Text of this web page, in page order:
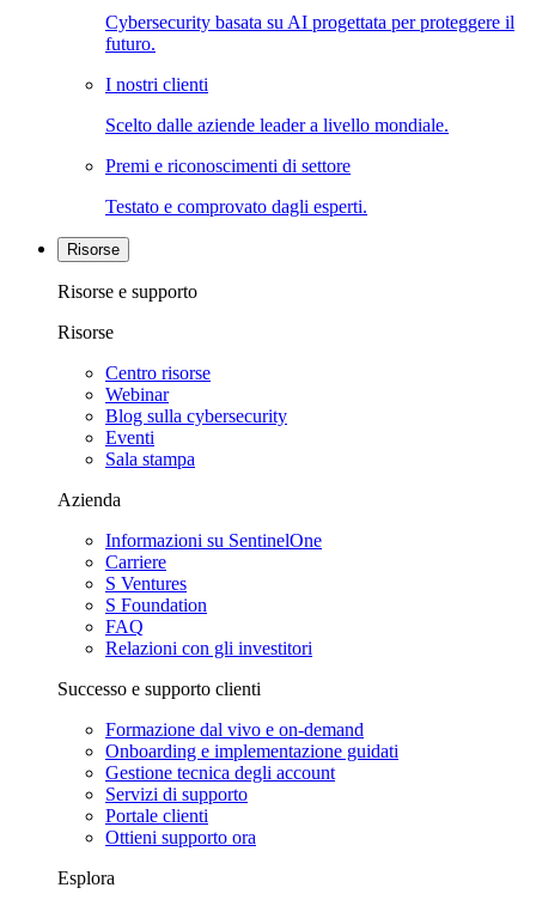
Cybersecurity basata su AI progettata per proteggere il
futuro.
I nostri clienti
Scelto dalle aziende leader a livello mondiale.
Premi e riconoscimenti di settore
Testato e comprovato dagli esperti.
Risorse
Risorse e supporto
Risorse
Centro risorse
Webinar
Blog sulla cybersecurity
Eventi
Sala stampa
Azienda
Informazioni su SentinelOne
Carriere
S Ventures
S Foundation
FAQ
Relazioni con gli investitori
Successo e supporto clienti
Formazione dal vivo e on-demand
Onboarding e implementazione guidati
Gestione tecnica degli account
Servizi di supporto
Portale clienti
Ottieni supporto ora
Esplora